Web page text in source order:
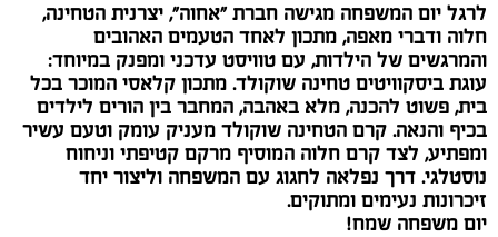
לרגל יום המשפחה מגישה חברת "אחוה", יצרנית הטחינה,
חלוה ודברי מאפה, מתכון לאחד הטעמים האהובים
והמרגשים של הילדות, עם טוויסט עדכני ומפנק במיוחד:
עוגת ביסקוויטים טחינה שוקולד. מתכון קלאסי המוכר בכל
בית, פשוט להכנה, מלא באהבה, המחבר בין הורים לילדים
בכיף והנאה. קרם הטחינה שוקולד מעניק עומק וטעם עשיר
ומפתיע, לצד קרם חלוה המוסיף מרקם קטיפתי וניחוח
נוסטלגי. דרך נפלאה לחגוג עם המשפחה וליצור יחד
זיכרונות נעימים ומתוקים.
יום משפחה שמח!